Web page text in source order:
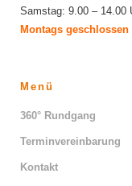
Samstag: 9.00 – 14.00
Montags geschlossen
Menü
360° Rundgang
Terminvereinbarung
Kontakt